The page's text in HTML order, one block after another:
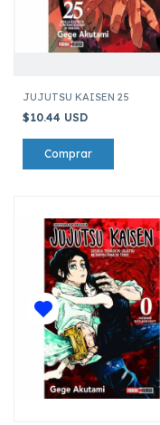
JUJUTSU KAISEN 25
$10.44 USD